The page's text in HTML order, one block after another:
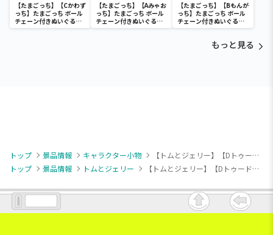
【たまごっち】【Cかわず
っち】たまごっち ボール
チェーン付きぬいぐるみ
～Tamagotchi
【たまごっち】【Aみゃお
っち】たまごっち ボール
チェーン付きぬいぐるみ
～Tamagotchi
【たまごっち】【Bもんが
っち】たまごっち ボール
チェーン付きぬいぐるみ
～Tamagotchi
もっと見る
トップ 景品情報 キャラクター小物
【トムとジェリー】【Dトゥードルス】トムとジェリー むぎゅっとマスコット
トップ
景品情報 トムとジェリー 【トムとジェリー】【Dトゥードルス】トムとジェリー むぎゅっとマスコット